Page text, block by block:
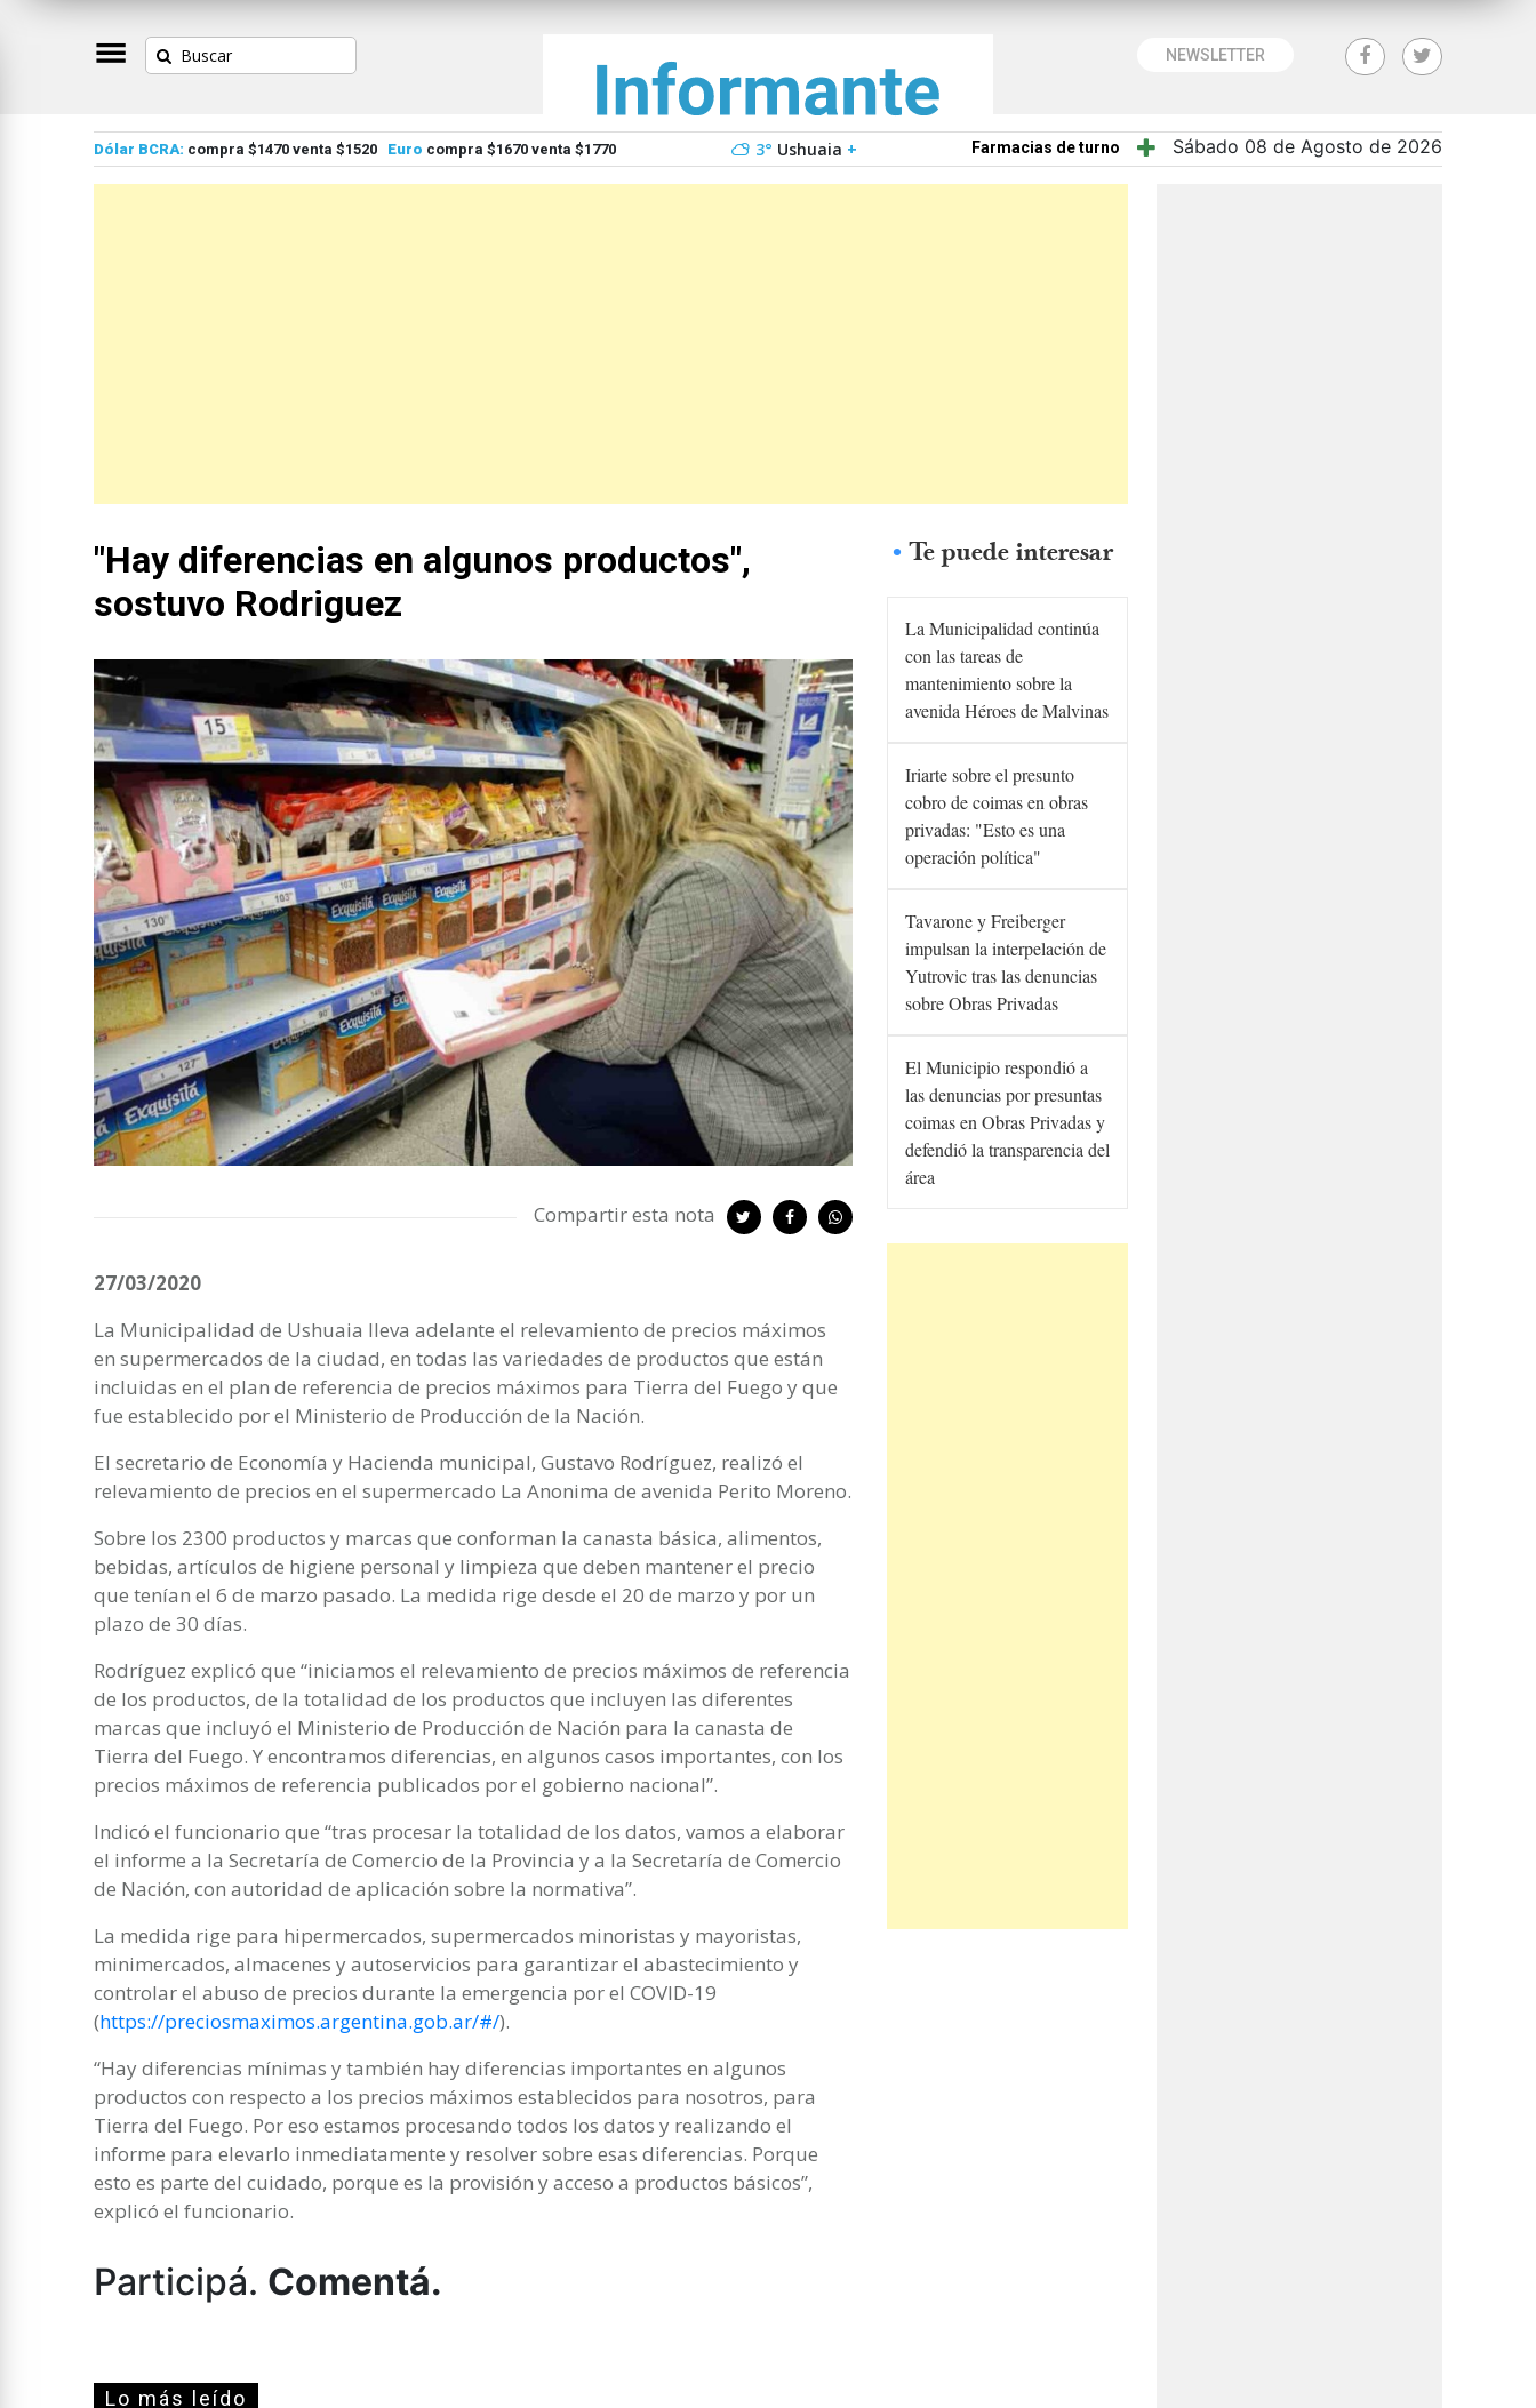
NEWSLETTER
Dólar BCRA: compra $1470 venta $1520 Euro compra $1670 venta $1770 3° Ushuaia + Farmacias de turno Sábado 08 de Agosto de 2026
"Hay diferencias en algunos productos",
sostuvo Rodriguez
Compartir esta nota
27/03/2020
La Municipalidad de Ushuaia lleva adelante el relevamiento de precios máximos
en supermercados de la ciudad, en todas las variedades de productos que están
incluidas en el plan de referencia de precios máximos para Tierra del Fuego y que
fue establecido por el Ministerio de Producción de la Nación.
El secretario de Economía y Hacienda municipal, Gustavo Rodríguez, realizó el
relevamiento de precios en el supermercado La Anonima de avenida Perito Moreno.
Sobre los 2300 productos y marcas que conforman la canasta básica, alimentos,
bebidas, artículos de higiene personal y limpieza que deben mantener el precio
que tenían el 6 de marzo pasado. La medida rige desde el 20 de marzo y por un
plazo de 30 días.
Rodríguez explicó que “iniciamos el relevamiento de precios máximos de referencia
de los productos, de la totalidad de los productos que incluyen las diferentes
marcas que incluyó el Ministerio de Producción de Nación para la canasta de
Tierra del Fuego. Y encontramos diferencias, en algunos casos importantes, con los
precios máximos de referencia publicados por el gobierno nacional”.
Indicó el funcionario que “tras procesar la totalidad de los datos, vamos a elaborar
el informe a la Secretaría de Comercio de la Provincia y a la Secretaría de Comercio
de Nación, con autoridad de aplicación sobre la normativa”.
La medida rige para hipermercados, supermercados minoristas y mayoristas,
minimercados, almacenes y autoservicios para garantizar el abastecimiento y
controlar el abuso de precios durante la emergencia por el COVID-19
(https://preciosmaximos.argentina.gob.ar/#/).
“Hay diferencias mínimas y también hay diferencias importantes en algunos
productos con respecto a los precios máximos establecidos para nosotros, para
Tierra del Fuego. Por eso estamos procesando todos los datos y realizando el
informe para elevarlo inmediatamente y resolver sobre esas diferencias. Porque
esto es parte del cuidado, porque es la provisión y acceso a productos básicos”,
explicó el funcionario.
Te puede interesar
La Municipalidad continúa
con las tareas de
mantenimiento sobre la
avenida Héroes de Malvinas
Iriarte sobre el presunto
cobro de coimas en obras
privadas: "Esto es una
operación política"
Tavarone y Freiberger
impulsan la interpelación de
Yutrovic tras las denuncias
sobre Obras Privadas
El Municipio respondió a
las denuncias por presuntas
coimas en Obras Privadas y
defendió la transparencia del
área
Participá. Comentá.
Lo más leído